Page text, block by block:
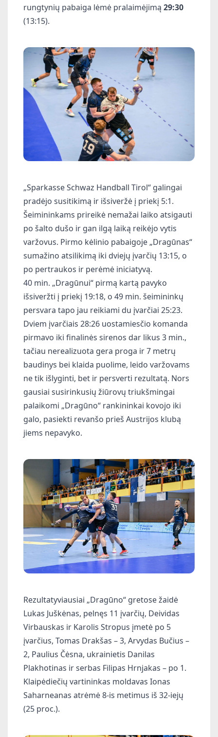
rungtynių pabaiga lėmė pralaimėjimą 29:30
(13:15).
„Sparkasse Schwaz Handball Tirol“ galingai
pradėjo susitikimą ir išsiveržė į priekį 5:1.
Šeimininkams prireikė nemažai laiko atsigauti
po šalto dušo ir gan ilgą laiką reikėjo vytis
varžovus. Pirmo kėlinio pabaigoje „Dragūnas“
sumažino atsilikimą iki dviejų įvarčių 13:15, o
po pertraukos ir perėmė iniciatyvą.
40 min. „Dragūnui“ pirmą kartą pavyko
išsiveržti į priekį 19:18, o 49 min. šeimininkų
persvara tapo jau reikiami du įvarčiai 25:23.
Dviem įvarčiais 28:26 uostamiesčio komanda
pirmavo iki finalinės sirenos dar likus 3 min.,
tačiau nerealizuota gera proga ir 7 metrų
baudinys bei klaida puolime, leido varžovams
ne tik išlyginti, bet ir persverti rezultatą. Nors
gausiai susirinkusių žiūrovų triukšmingai
palaikomi „Dragūno“ rankininkai kovojo iki
galo, pasiekti revanšo prieš Austrijos klubą
jiems nepavyko.
Rezultatyviausiai „Dragūno“ gretose žaidė
Lukas Juškėnas, pelnęs 11 įvarčių, Deividas
Virbauskas ir Karolis Stropus įmetė po 5
įvarčius, Tomas Drakšas – 3, Arvydas Bučius –
2, Paulius Čėsna, ukrainietis Danilas
Plakhotinas ir serbas Filipas Hrnjakas – po 1.
Klaipėdiečių vartininkas moldavas Ionas
Saharneanas atrėmė 8-is metimus iš 32-iejų
(25 proc.).